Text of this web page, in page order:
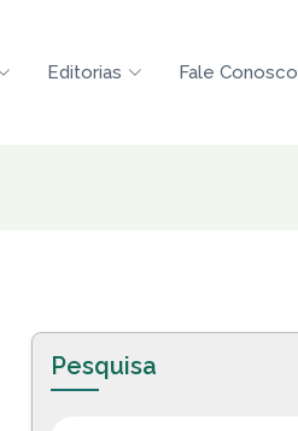
Editorias Fale Conosco
Pesquisa